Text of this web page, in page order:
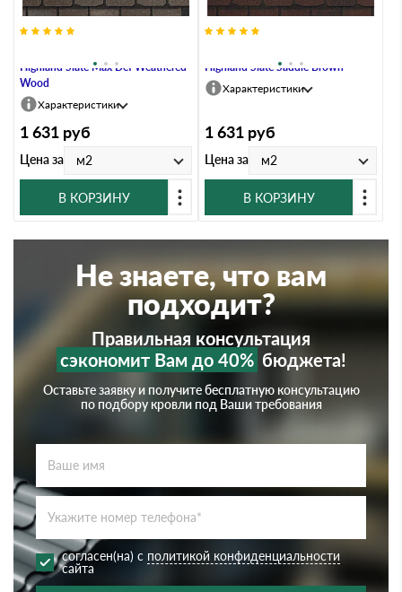
Highland Slate Max Def Weathered
Wood
Характеристики
1 631 руб
Цена за м2
В КОРЗИНУ
Highland Slate Saddle Brown
Характеристики
1 631 руб
Цена за м2
В КОРЗИНУ
Не знаете, что вам
подходит?
Правильная консультация
сэкономит Вам до 40% бюджета!
Оставьте заявку и получите бесплатную консультацию
по подбору кровли под Ваши требования
согласен(на) с политикой конфиденциальности
сайта